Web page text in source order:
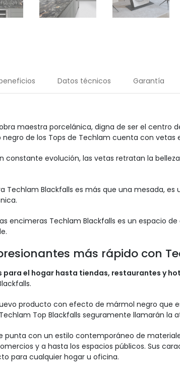
Datos técnicos Garantía
maestra porcelánica, digna de ser el
de los Tops de Techlam cuenta con
constante evolución, las vetas retratan la
Techlam Blackfalls es más que una mesada,
encimeras Techlam Blackfalls es un espacio
más rápido con
el hogar hasta tiendas, restaurantes y
producto con efecto de mármol negro que
Top Blackfalls seguramente llamarán la
punta con un estilo contemporáneo de
y a hasta los espacios públicos. Sus
para cualquier hogar u oficina.